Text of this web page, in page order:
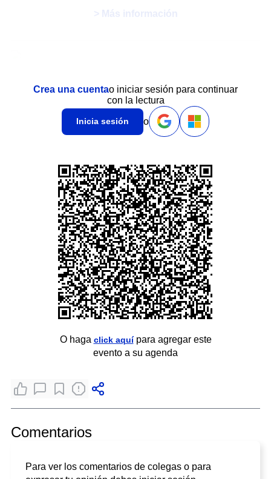
> Más información
Crea una cuentao iniciar sesión para continuar
con la lectura
Inicia sesión o
O haga click aquípara agregar este
evento a su agenda
Comentarios
Para ver los comentarios de colegas o para